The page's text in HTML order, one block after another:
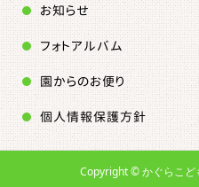
園からのお便り
お知らせ
フォトアルバム
個人情報保護方針
Copyright ©かぐらこど